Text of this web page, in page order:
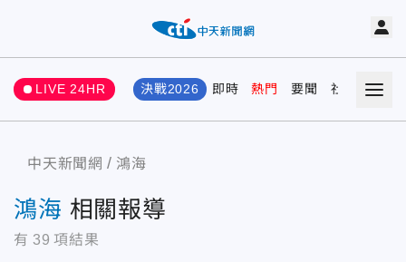
LIVE 24HR 決戰2026 即時 熱門 要聞 社會 娛樂
中天新聞網 鴻海
鴻海 相關報導
有 39 項結果